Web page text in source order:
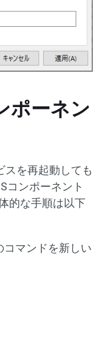
ポーネン
スを再起動しても
コンポーネント
的な手順は以下
マンドを新しい